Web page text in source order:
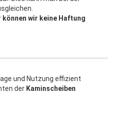
können wir keine Haftung
und Nutzung effizient
der Kaminscheiben